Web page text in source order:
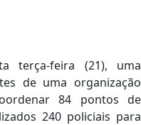
terça-feira (21), uma
de uma organização
84 pontos de
240 policiais para